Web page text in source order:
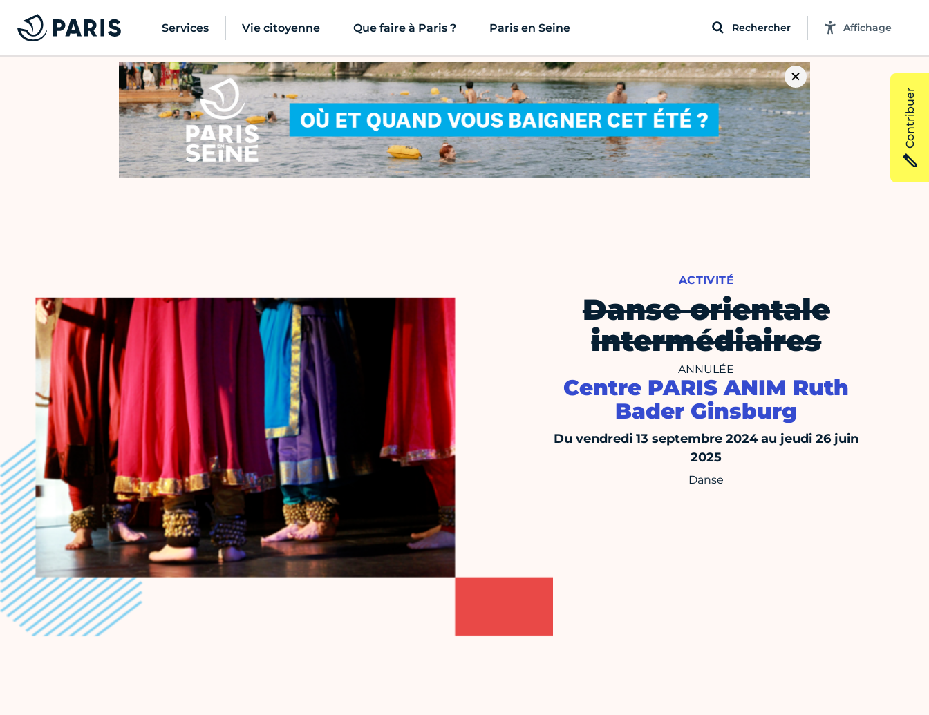
Services Vie citoyenne Que faire à Paris ? Paris en Seine Rechercher Affichage
ACTIVITÉ
Danse orientale
intermédiaires
ANNULÉE
Centre PARIS ANIM Ruth
Bader Ginsburg
Du vendredi 13 septembre 2024 au jeudi 26 juin
2025
Danse
Contribuer